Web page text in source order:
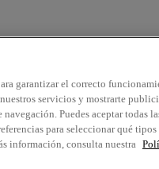
garantizar el correcto
servicios y mostrarte
Puedes aceptar todas
para seleccionar qué tipos
información, consulta nuestra